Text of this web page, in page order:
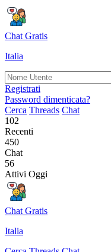
Chat Gratis
Italia
Registrati
Password dimenticata?
Cerca Threads Chat
102
Recenti
450
Chat
56
Attivi Oggi
Chat Gratis
Italia